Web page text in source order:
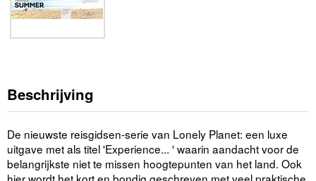
Beschrijving
De nieuwste reisgidsen-serie van Lonely Planet: een luxe
uitgave met als titel 'Experience... ' waarin aandacht voor de
belangrijkste niet te missen hoogtepunten van het land. Ook
hier wordt het kort en bondig geschreven met veel praktische